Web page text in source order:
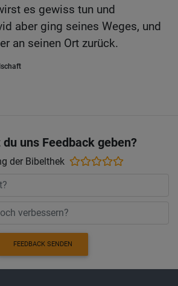
es gewiss tun und
aber ging seines Weges, und
an seinen Ort zurück.
uns Feedback geben?
der Bibelthek
FEEDBACK SENDEN